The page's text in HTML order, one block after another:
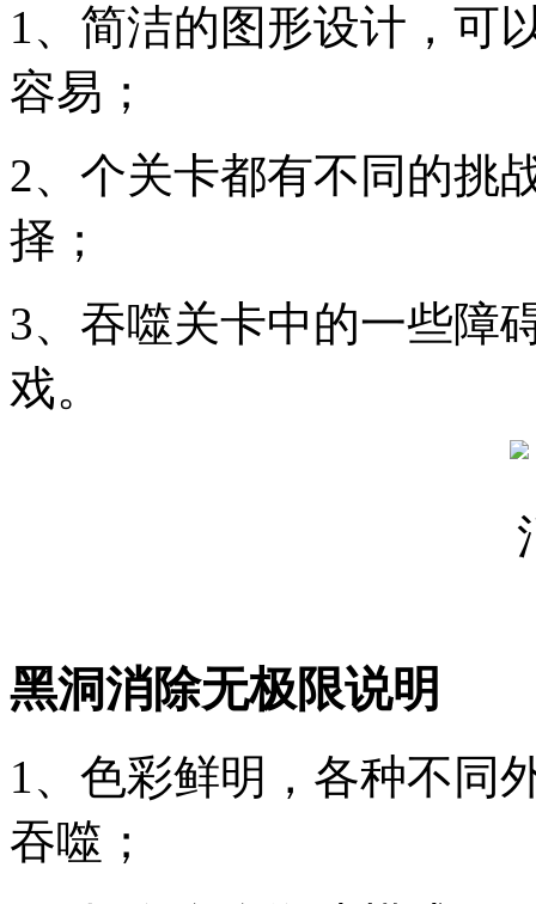
1、简洁的图形设计，可
容易；
2、个关卡都有不同的挑
择；
3、吞噬关卡中的一些障
戏。
黑洞消除无极限说明
1、色彩鲜明，各种不同
吞噬；